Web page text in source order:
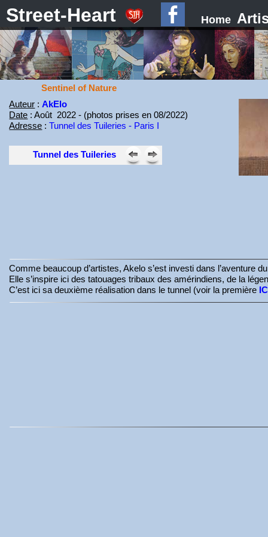
Street-Heart Home
Sentinel of Nature
Auteur :AkElo
Date : Août 2022 - (photos prises en 08/2022)
Adresse :Tunnel des Tuileries - Paris I
Tunnel des Tuileries
Comme beaucoup d’artistes, Akelo s’est investi dans l’aventure
Elle s’inspire ici des tatouages tribaux des amérindiens, de la
C’est ici sa deuxième réalisation dans le tunnel (voir la première